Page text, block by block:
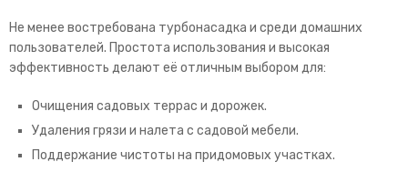
Не менее востребована турбонасадка и среди домашних
пользователей. Простота использования и высокая
эффективность делают её отличным выбором для:
Очищения садовых террас и дорожек.
Удаления грязи и налета с садовой мебели.
Поддержание чистоты на придомовых участках.